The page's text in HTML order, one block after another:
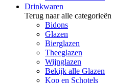
Drinkwaren
Terug naar alle categorieën
Bidons
Glazen
Bierglazen
Theeglazen
Wijnglazen
Bekijk alle Glazen
Kop en Schotels